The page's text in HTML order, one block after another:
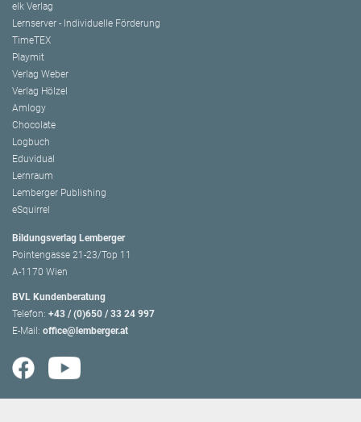
elk Verlag
Lernserver - Individuelle Förderung
TimeTEX
Playmit
Verlag Weber
Verlag Hölzel
Amlogy
Chocolate
Logbuch
Eduvidual
Lernraum
Lemberger Publishing
eSquirrel
Bildungsverlag Lemberger
Pointengasse 21-23/Top 11
A-1170 Wien
BVL Kundenberatung
Telefon: +43 / (0)650 / 33 24 997
E-Mail: office@lemberger.at